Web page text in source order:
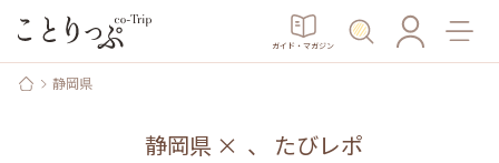
ガイド・マガジン
静岡県
静岡県 × 、 たびレポ